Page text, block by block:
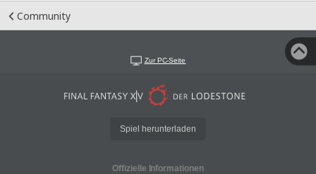
Community
Zur PC-Seite
Spiel herunterladen
Offizielle Informationen